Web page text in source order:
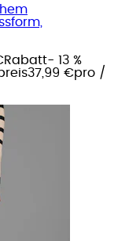
Rabatt- 13 %
37,99 €pro /